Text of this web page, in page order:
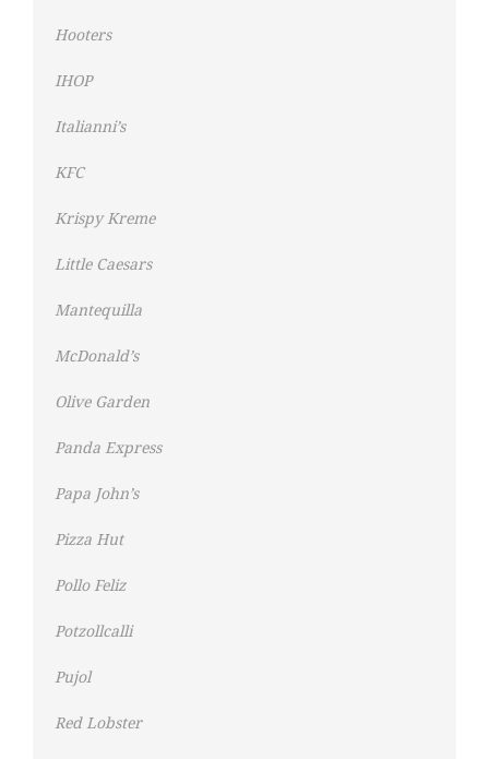
Hooters
IHOP
Italianni’s
KFC
Krispy Kreme
Little Caesars
Mantequilla
McDonald’s
Olive Garden
Panda Express
Papa John’s
Pizza Hut
Pollo Feliz
Potzollcalli
Pujol
Red Lobster